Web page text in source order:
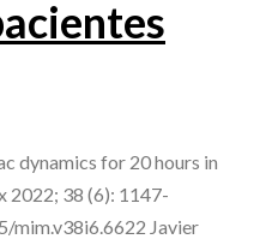
dynamics for 20 hours in
2022; 38 (6): 1147-
mim.v38i6.6622 Javier